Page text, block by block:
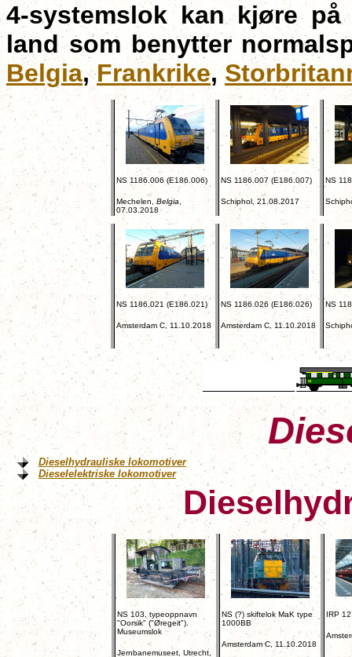
4-systemslok kan kjøre på
land som benytter
Belgia,Frankrike,
NS 1186.006 (E186.006)
Mechelen, Belgia
07.03.2018
NS 1186.007 (E186.007)
Schiphol, 21.08.2017
NS
NS 1186.021 (E186.021)
Amsterdam C, 11.10.2018
NS 1186.026 (E186.026)
Amsterdam C, 11.10.2018
NS
Dieselhydrauliske lokomotiver
Dieselelektriske lokomotiver
NS 103, typeoppnavn
"Oorsik" ("Øregeit").
Museumslok
Jernbanemuseet, Utrecht,
NS (?) skiftelok MaK type
1000BB
Amsterdam C, 11.10.2018
IRP